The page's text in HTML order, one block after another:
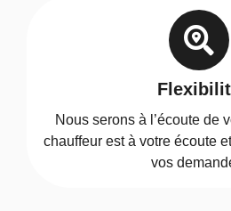
Nous serons à l’écoute de
chauffeur est à votre écoute
vos